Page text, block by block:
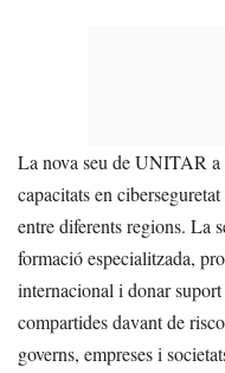
La nova seu de UNITAR a
capacitats en
entre diferents regions. La
formació especialitzada,
internacional i donar
compartides davant de
governs, empreses i